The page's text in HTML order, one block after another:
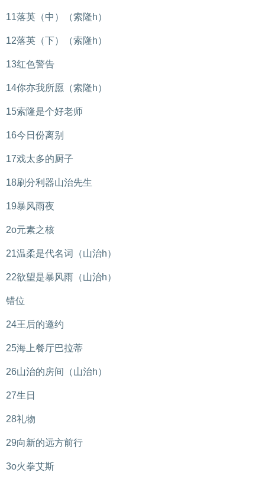
11落英（中）（索隆h）
12落英（下）（索隆h）
13红色警告
14你亦我所愿（索隆h）
15索隆是个好老师
16今日份离别
17戏太多的厨子
18刷分利器山治先生
19暴风雨夜
2o元素之核
21温柔是代名词（山治h）
22欲望是暴风雨（山治h）
错位
24王后的邀约
25海上餐厅巴拉蒂
26山治的房间（山治h）
27生日
28礼物
29向新的远方前行
3o火拳艾斯